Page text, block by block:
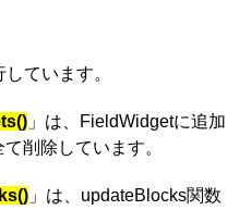
ています。
」は、FieldWidgetに追加
削除しています。
」は、updateBlocks関数